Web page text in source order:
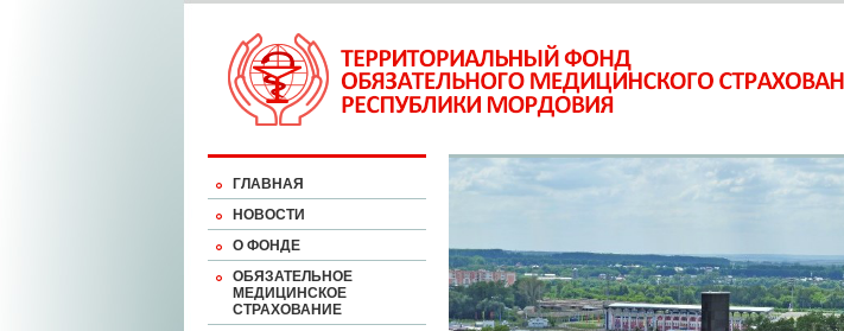
ГЛАВНАЯ
НОВОСТИ
О ФОНДЕ
ОБЯЗАТЕЛЬНОЕ
МЕДИЦИНСКОЕ
СТРАХОВАНИЕ